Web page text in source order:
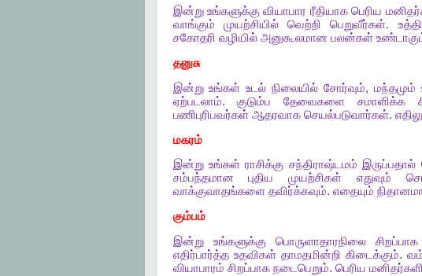
இன்று உங்களுக்கு வியாபார ரீதியாக பெரிய
வாங்கும்
முயற்சியில் வெற்றி பெறுவீர்கள்.
சகோதரி வழியில் அனுகூலமான பலன்கள்
தனுசு
இன்று உங்கள் உடல் நிலையில் சோர்வும்,மந்தமும்
ஏற்படலாம்.குடும்ப தேவைகளை சமாளிக்க
பணிபுரிபவர்கள் ஆதரவாக செயல்படுவார்கள்.
மகரம்
இன்று உங்கள் ராசிக்கு சந்திராஷ்டமம் இருப்பதால்
சம்பந்தமான
புதிய முயற்சிகள் எதுவும்
வாக்குவாதங்களை தவிர்க்கவும். எதையும்
கும்பம்
இன்று
உங்களுக்கு பொருளாதாரநிலை சிறப்பாக
எதிர்பார்த்த உதவிகள் தாமதமின்றி கிடைக்கும்.
வியாபாரம் சிறப்பாக நடைபெறும். பெரிய